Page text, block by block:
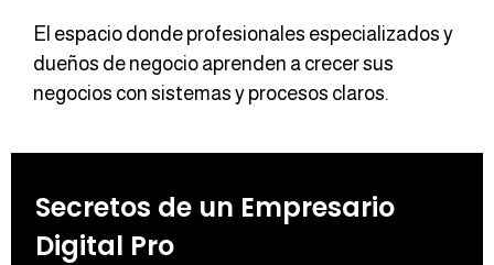
El espacio donde profesionales especializados y
dueños de negocio aprenden a crecer sus
negocios con sistemas y procesos claros.
Secretos de un Empresario
Digital Pro